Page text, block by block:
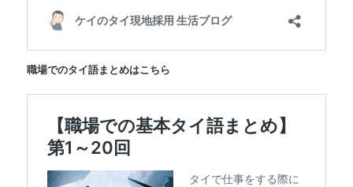
職場でのタイ語まとめはこちら